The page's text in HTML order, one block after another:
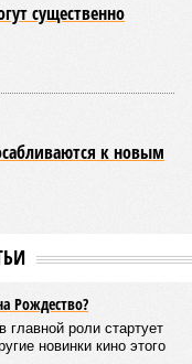
существенно
к новым
Рождество?
роли стартует
новинки кино этого